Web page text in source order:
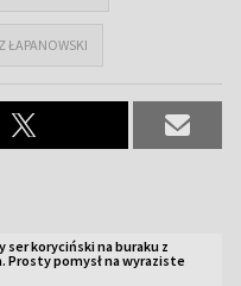
ŁAPANOWSKI
ser koryciński na buraku z
Prosty pomysł na wyraziste